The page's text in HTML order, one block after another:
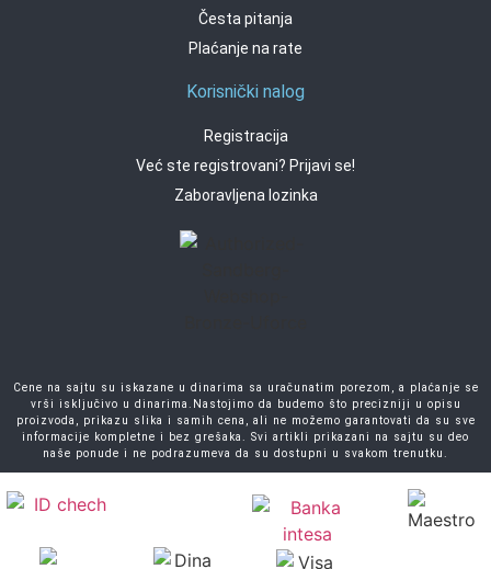
Česta pitanja
Plaćanje na rate
Korisnički nalog
Registracija
Već ste registrovani? Prijavi se!
Zaboravljena lozinka
Cene na sajtu su iskazane u dinarima sa uračunatim porezom, a plaćanje se
vrši isključivo u dinarima.Nastojimo da budemo što precizniji u opisu
proizvoda, prikazu slika i samih cena, ali ne možemo garantovati da su sve
informacije kompletne i bez grešaka. Svi artikli prikazani na sajtu su deo
naše ponude i ne podrazumeva da su dostupni u svakom trenutku.